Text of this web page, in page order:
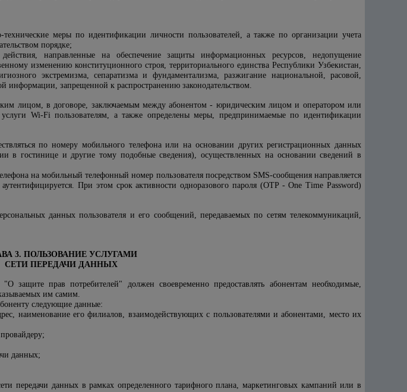
меры по идентификации личности пользователей, а также по организации учета
порядке;
направленные на обеспечение защиты информационных ресурсов, недопущение
изменению конституционного строя, территориального единства Республики Узбекистан,
экстремизма, сепаратизма и фундаментализма, разжигание национальной, расовой,
информации, запрещенной к распространению законодательством.
лицом, в договоре, заключаемым между абонентом - юридическим лицом и оператором или
Wi-Fi пользователям, а также определены меры, предпринимаемые по идентификации
по номеру мобильного телефона или на основании других регистрационных данных
в гостинице и другие тому подобные сведения), осуществленных на основании сведений в
на мобильный телефонный номер пользователя посредством SMS-сообщения направляется
При этом срок активности одноразового пароля (OTP - One Time Password)
данных пользователя и его сообщений, передаваемых по сетям телекоммуникаций,
3. ПОЛЬЗОВАНИЕ УСЛУГАМИ
СЕТИ ПЕРЕДАЧИ ДАННЫХ
"О защите прав потребителей" должен своевременно предоставлять абонентам необходимые,
им самим.
следующие данные:
наименование его филиалов, взаимодействующих с пользователями и абонентами, место их
данных;
передачи данных в рамках определенного тарифного плана, маркетинговых кампаний или в